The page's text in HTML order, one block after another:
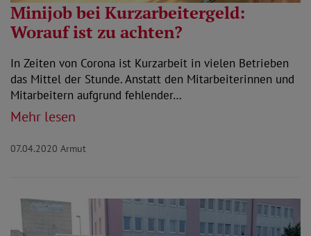
Minijob bei Kurzarbeitergeld:
Worauf ist zu achten?
In Zeiten von Corona ist Kurzarbeit in vielen Betrieben
das Mittel der Stunde. Anstatt den Mitarbeiterinnen und
Mitarbeitern aufgrund fehlender…
Mehr lesen
07.04.2020 Armut